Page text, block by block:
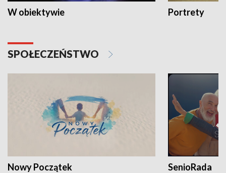
W obiektywie Portrety
SPOŁECZEŃSTWO
Nowy Początek SenioRada